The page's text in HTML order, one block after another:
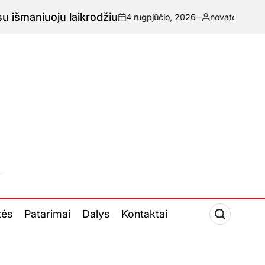
laikrodžiu 4 rugpjūčio, 2026
Paskelbta
novatech.lt
Patarimai Dalys Kontaktai